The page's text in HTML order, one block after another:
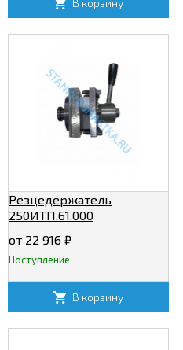
Резцедержатель
250ИТП.61.000
от 22 916 ₽
Поступление
В корзину